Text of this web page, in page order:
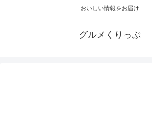
おいしい情報をお届け
グルメくりっぷ